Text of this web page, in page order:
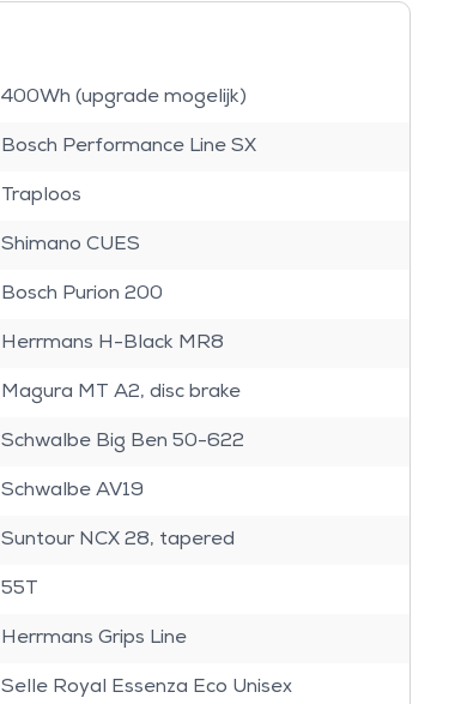
400Wh (upgrade mogelijk)
Bosch Performance Line SX
Traploos
Shimano CUES
Bosch Purion 200
Herrmans H-Black MR8
Magura MT A2, disc brake
Schwalbe Big Ben 50-622
Schwalbe AV19
Suntour NCX 28, tapered
55T
Herrmans Grips Line
Selle Royal Essenza Eco Unisex